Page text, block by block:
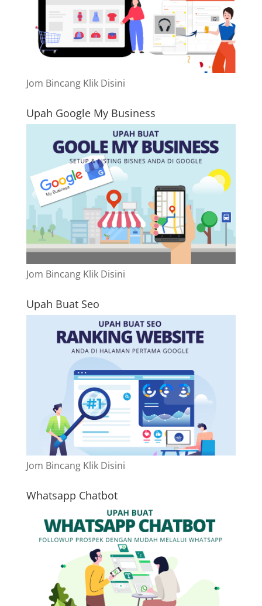
Jom Bincang Klik Disini
Upah Google My Business
Jom Bincang Klik Disini
Upah Buat Seo
Jom Bincang Klik Disini
Whatsapp Chatbot